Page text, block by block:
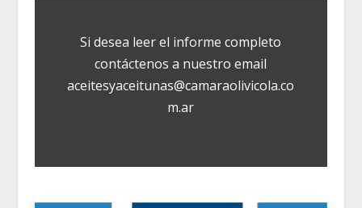
Si desea leer el informe completo
contáctenos a nuestro email
aceitesyaceitunas@camaraolivicola.co
m.ar